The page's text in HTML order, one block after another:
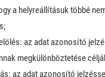
a helyreállításuk többé
az adat azonosító
megkülönböztetése
az adat azonosító